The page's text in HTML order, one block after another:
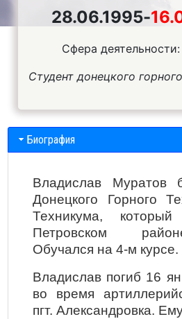
28.06.1995-
Сфера
Студент донецкого
Биография
Владислав Муратов
Донецкого Горного
Техникума,
Петровском
Обучался на 4-м курсе.
Владислав погиб 16
во время
пгт. Александровка.